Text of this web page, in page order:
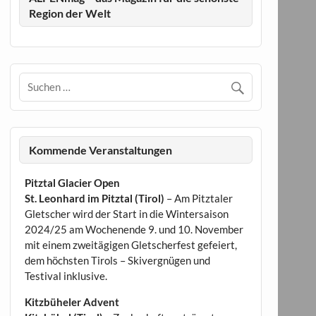
Region der Welt
Kommende Veranstaltungen
Pitztal Glacier Open
St. Leonhard im Pitztal (Tirol) – Am Pitztaler
Gletscher wird der Start in die Wintersaison
2024/25 am Wochenende 9. und 10. November
mit einem zweitägigen Gletscherfest gefeiert,
dem höchsten Tirols – Skivergnügen und
Testival inklusive.
Kitzbüheler Advent